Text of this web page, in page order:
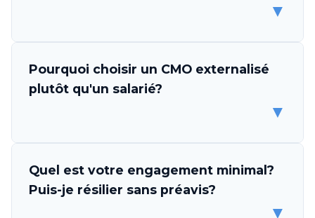
▼
Un CMO (Chief Marketing Officer) externalisé
est un professionnel ou une équipe de
spécialistes marketing qui s'engage à piloter
CMO vous met à disposition une expertise
complète en direction marketing, couvrant la
Pourquoi choisir un CMO externalisé
plutôt qu'un salarié?
▼
Les avantages sont multiples. D'abord,
l'économie est considérable: un CMO salarié
coûte CHF 150'000-200'000 par an, tandis
Quel est votre engagement minimal?
Puis-je résilier sans préavis?
▼